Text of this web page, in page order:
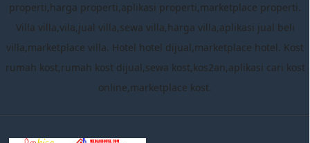
properti,harga properti,aplikasi properti,marketplace properti.
Villa villa,vila,jual villa,sewa villa,harga villa,aplikasi jual beli
villa,marketplace villa. Hotel hotel dijual,marketplace hotel. Kost
rumah kost,rumah kost dijual,sewa kost,kos2an,aplikasi cari kost
online,marketplace kost.